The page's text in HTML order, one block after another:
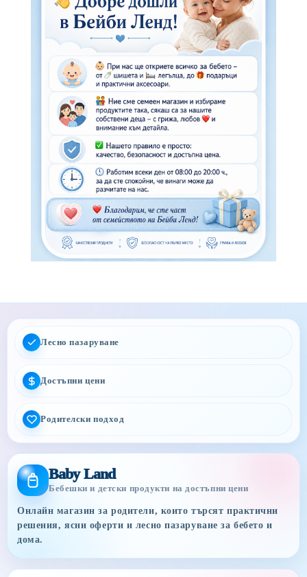
Лесно пазаруване
Достъпни цени
Родителски подход
Baby Land
Бебешки и детски продукти на достъпни цени
Онлайн магазин за родители, които търсят практични
решения, ясни оферти и лесно пазаруване за бебето и
дома.